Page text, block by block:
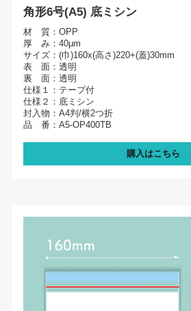
角形6号(A5) 底ミシン
材 質：OPP
厚 み：40μm
サイズ：(巾)160x(高さ)220+(蓋)30mm
表 面：透明
裏 面：透明
仕様１：テープ付
仕様２：底ミシン
封入物：A4判/横2つ折
品 番：A5-OP400TB
購入はこちら